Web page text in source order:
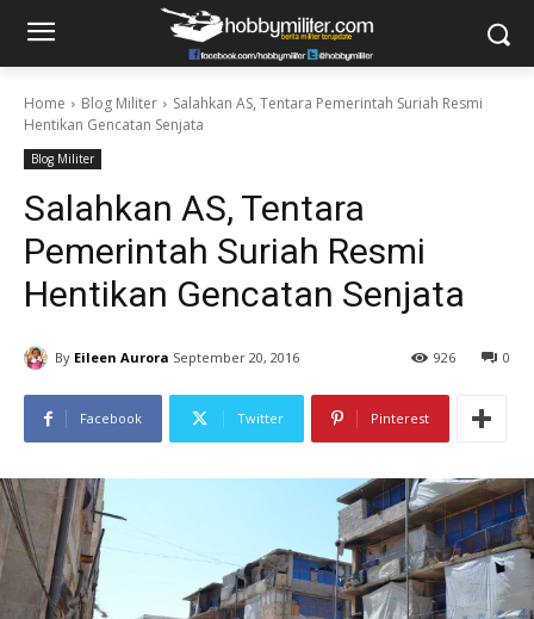
Home Blog Militer
Salahkan AS, Tentara Pemerintah Suriah Resmi
Hentikan Gencatan Senjata
Blog Militer
Salahkan AS, Tentara
Pemerintah Suriah Resmi
Hentikan Gencatan Senjata
By Eileen Aurora September 20, 2016 0
926
Facebook Twitter Pinterest